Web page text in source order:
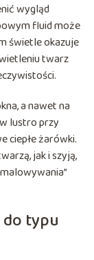
wygląd
fluid może
świetle okazuje
twarz
a nawet na
lustro przy
ciepłe żarówki.
jak i szyją,
typu